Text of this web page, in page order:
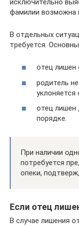
фамилии возможна
В отдельных
требуется.
отец лишен
родитель
уклоняется
отец лишен
порядке.
При наличии
потребуется
опеки,
Если отец
В случае лишения